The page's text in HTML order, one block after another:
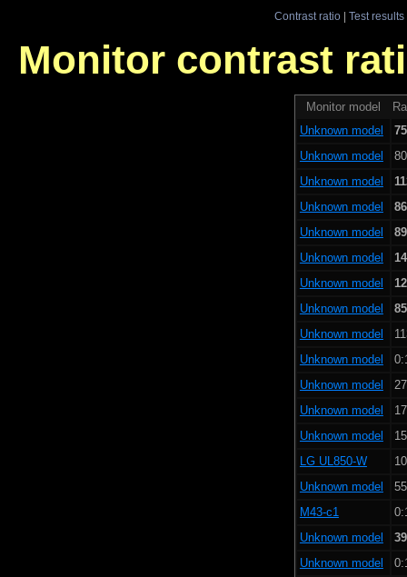
Contrast ratio| Test results
Monitor contrast
Monitor model
Unknown model
Unknown model
Unknown model
Unknown model
Unknown model
Unknown model
Unknown model
Unknown model
Unknown model
Unknown model
Unknown model
Unknown model
Unknown model
LG UL850-W
Unknown model
M43-c1
Unknown model
Unknown model